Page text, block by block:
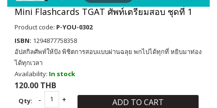
Mini Flashcards TGAT ศัพท์เตรียมสอบ ชุดที่ 1
Product code: P-YOU-0302
ISBN: 1294877758358
อัปสกิลศัพท์ให้ปัง พิชิตการสอบแบบผ่านฉลุย พกไปได้ทุกที่ หยิบมาท่อง
ได้ทุกเวลา
Availability: In stock
120.00 THB
Qty: ADD TO CART